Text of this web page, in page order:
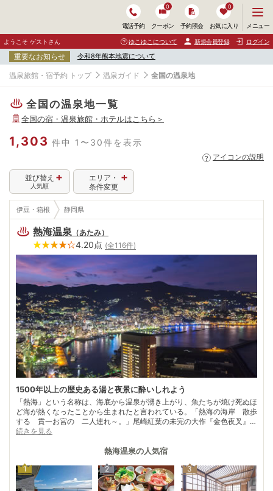
電話予約 クーポン
0
予約照会 お気に入り
0
ニ
ュ
ー
開
メニュー
ようこそ ゲストさん ゆこゆこについて 新規会員登録 ログイン
重要なお知らせ 令和8年熊本地震について
温泉旅館・宿予約 トップ 温泉ガイド 全国の温泉地
全国の温泉地一覧
全国の宿・温泉旅館・ホテルはこちら＞
1,303 件中 1〜30件を表示
アイコンの説明
エリア・
条件変更
並び替え
人気順
伊豆・箱根 静岡県
熱海温泉 （あたみ）
4.20点 (全116件)
1500年以上の歴史ある湯と夜景に酔いしれよう
「熱海」という名称は、海底から温泉が湧き上がり、魚たちが焼け死ぬほ
ど海が熱くなったことから生まれたと言われている。「熱海の海岸 散歩
する 貫一お宮の 二人連れ～。」尾崎紅葉の未完の大作『金色夜叉』で
も有名な熱海は、1500年以上の歴史を誇る温泉地。かつては徳川家康、8
はしばしばこの地で重要な会議を持ったという。現在は、再び熱海の原点
がら、名物温泉まんじゅうを味わうのもまた一興。疲れた体は、少ししょ
っぱいお湯でゆっくり癒そう。いまなお美しい夜景も楽しめる
続きを見る
熱海温泉の人気宿
1 2 3